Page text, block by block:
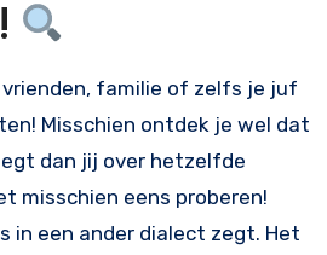
familie of zelfs je juf
Misschien ontdek je wel dat
dan jij over hetzelfde
misschien eens proberen!
in een ander dialect zegt. Het